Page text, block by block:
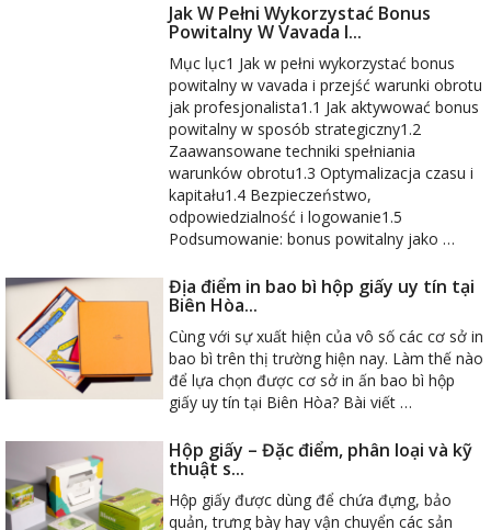
Jak W Pełni Wykorzystać Bonus
Powitalny W Vavada I...
Mục lục1 Jak w pełni wykorzystać bonus
powitalny w vavada i przejść warunki obrotu
jak profesjonalista1.1 Jak aktywować bonus
powitalny w sposób strategiczny1.2
Zaawansowane techniki spełniania
warunków obrotu1.3 Optymalizacja czasu i
kapitału1.4 Bezpieczeństwo,
odpowiedzialność i logowanie1.5
Podsumowanie: bonus powitalny jako …
Địa điểm in bao bì hộp giấy uy tín tại
Biên Hòa...
Cùng với sự xuất hiện của vô số các cơ sở in
bao bì trên thị trường hiện nay. Làm thế nào
để lựa chọn được cơ sở in ấn bao bì hộp
giấy uy tín tại Biên Hòa? Bài viết …
Hộp giấy – Đặc điểm, phân loại và kỹ
thuật s...
Hộp giấy được dùng để chứa đựng, bảo
quản, trưng bày hay vận chuyển các sản